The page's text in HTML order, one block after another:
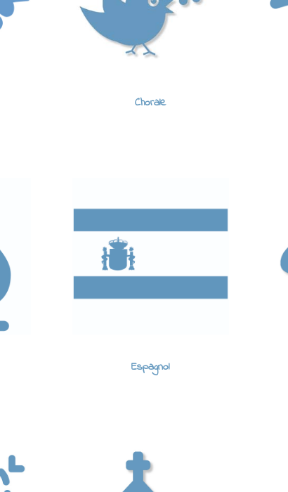
Chorale
Espagnol